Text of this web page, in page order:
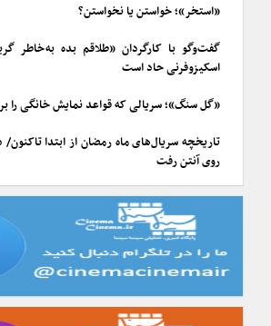
«استخر»؛ خواستن یا نخواستن؟
گفت‌وگو با کارگردان «طلاقم بده به خاطر
اسکیزوفرنی حاد است
«گل سنگ»؛ سریالی که قواعد نمایش خانگی را
روی آنتن رفت